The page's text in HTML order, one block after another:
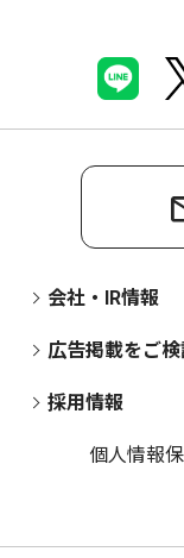
会社・IR情報
広告掲載をご
採用情報
個人情報